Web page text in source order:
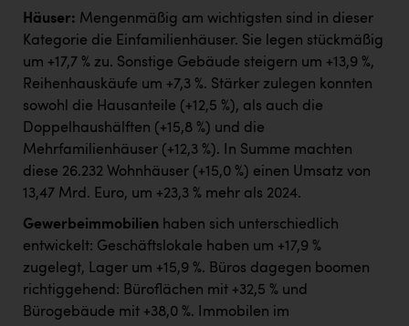
Häuser: Mengenmäßig am wichtigsten sind in dieser
Kategorie die Einfamilienhäuser. Sie legen stückmäßig
um +17,7 % zu. Sonstige Gebäude steigern um +13,9 %,
Reihenhauskäufe um +7,3 %. Stärker zulegen konnten
sowohl die Hausanteile (+12,5 %), als auch die
Doppelhaushälften (+15,8 %) und die
Mehrfamilienhäuser (+12,3 %). In Summe machten
diese 26.232 Wohnhäuser (+15,0 %) einen Umsatz von
13,47 Mrd. Euro, um +23,3 % mehr als 2024.
Gewerbeimmobilien haben sich unterschiedlich
entwickelt: Geschäftslokale haben um +17,9 %
zugelegt, Lager um +15,9 %. Büros dagegen boomen
richtiggehend: Büroflächen mit +32,5 % und
Bürogebäude mit +38,0 %. Immobilen im